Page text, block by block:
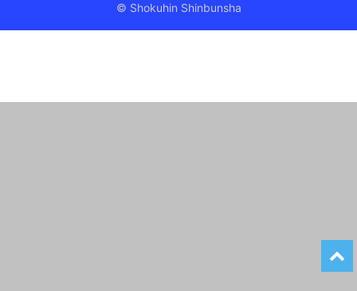
© Shokuhin Shinbunsha